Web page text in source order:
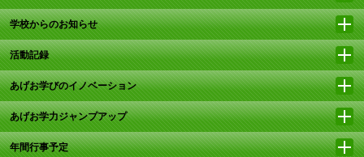
学校からのお知らせ
活動記録
あげお学びのイノベーション
あげお学力ジャンプアップ
年間行事予定